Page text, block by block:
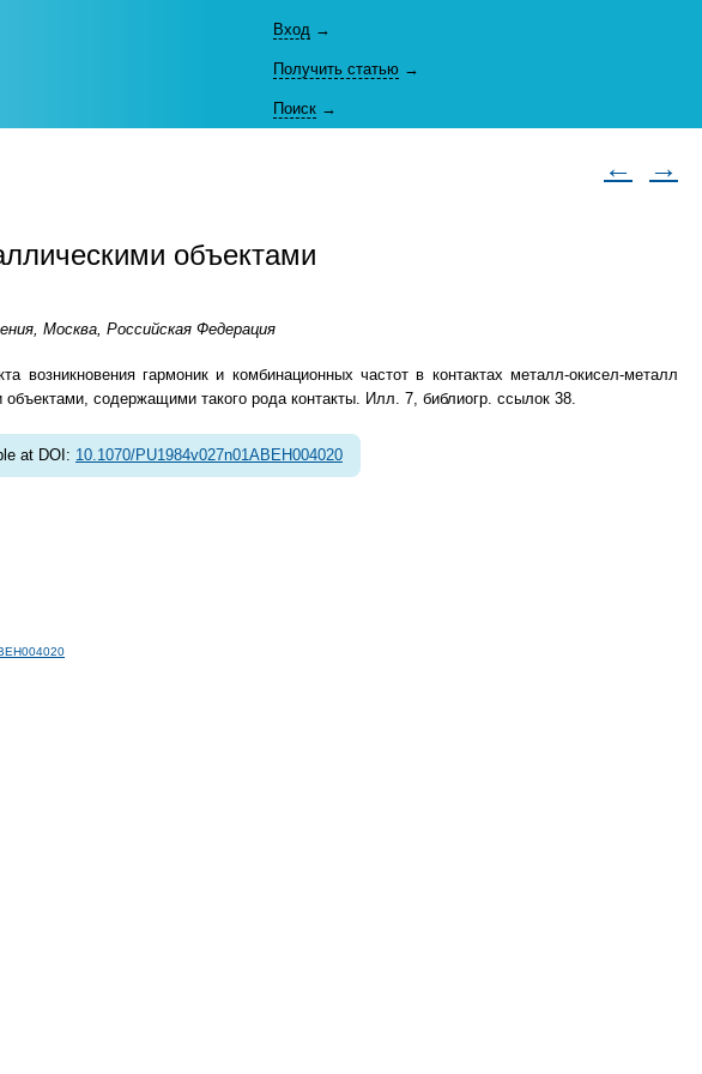
Вход →
Получить статью →
Поиск →
← →
объектами
Москва, Российская Федерация
возникновения гармоник и комбинационных частот в контактах металл-окисел-металл
содержащими такого рода контакты. Илл. 7, библиогр. ссылок 38.
at DOI: 10.1070/PU1984v027n01ABEH004020